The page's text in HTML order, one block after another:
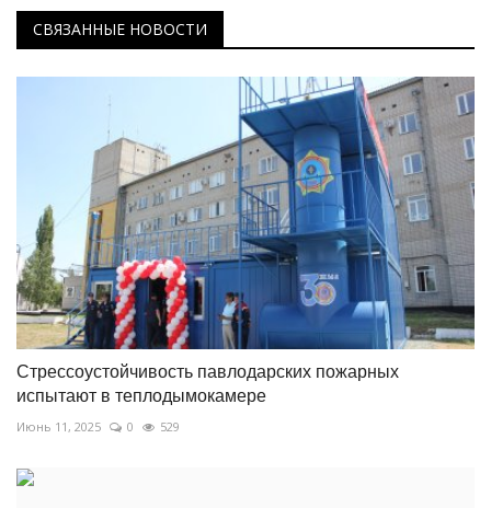
СВЯЗАННЫЕ НОВОСТИ
Стрессоустойчивость павлодарских пожарных
испытают в теплодымокамере
Июнь 11, 2025 0 529